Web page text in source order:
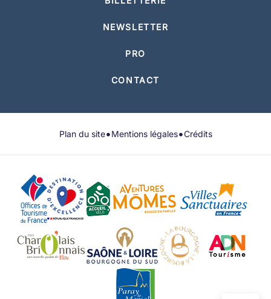
NEWSLETTER
PRO
CONTACT
Plan du site•Mentions légales•Crédits